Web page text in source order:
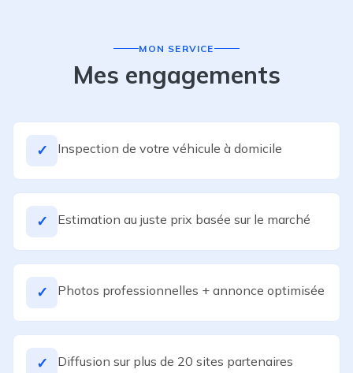
MON SERVICE
Mes engagements
✓ Inspection de votre véhicule à domicile
✓ Estimation au juste prix basée sur le marché
✓ Photos professionnelles + annonce optimisée
✓ Diffusion sur plus de 20 sites partenaires